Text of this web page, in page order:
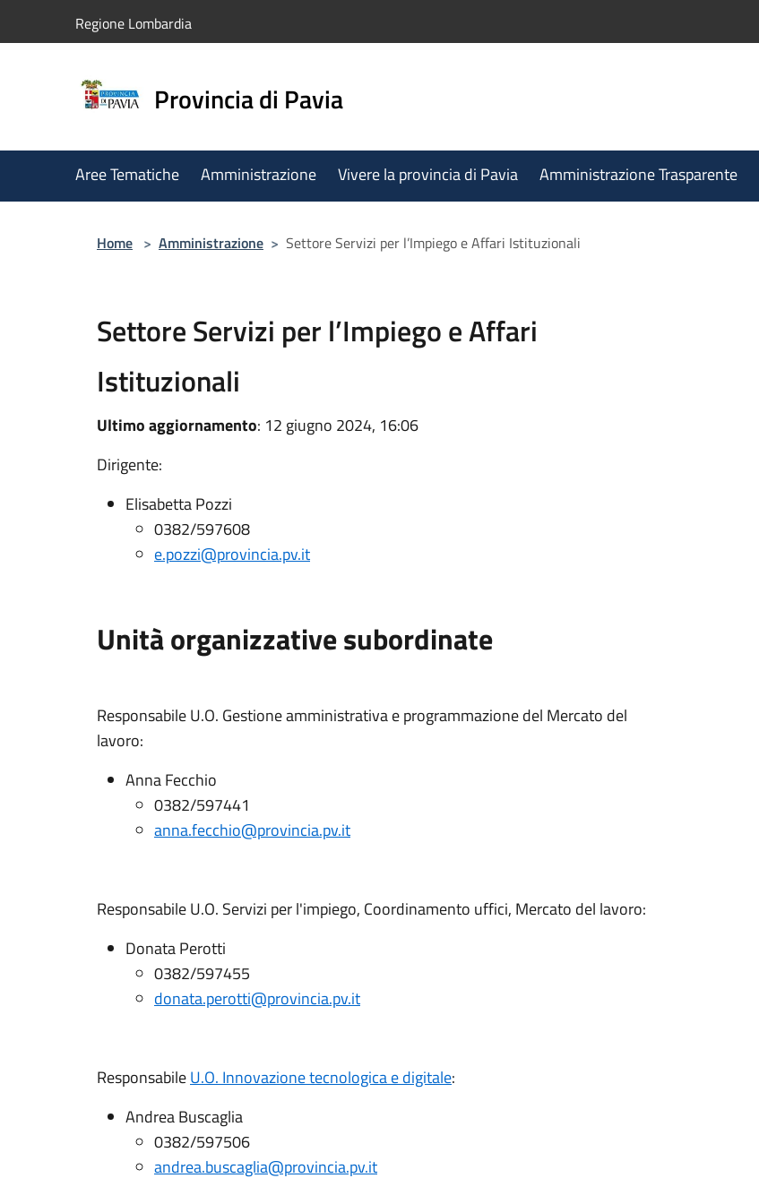
Regione Lombardia
Provincia di Pavia
Aree Tematiche Amministrazione Vivere la provincia di Pavia Amministrazione Trasparente
Home > Amministrazione > Settore Servizi per l’Impiego e Affari Istituzionali
Settore Servizi per l’Impiego e Affari
Istituzionali
Ultimo aggiornamento: 12 giugno 2024, 16:06
Dirigente:
Elisabetta Pozzi
0382/597608
e.pozzi@provincia.pv.it
Unità organizzative subordinate
Responsabile U.O. Gestione amministrativa e programmazione del Mercato del
lavoro:
Anna Fecchio
0382/597441
anna.fecchio@provincia.pv.it
Responsabile U.O. Servizi per l'impiego, Coordinamento uffici, Mercato del lavoro:
Donata Perotti
0382/597455
donata.perotti@provincia.pv.it
ResponsabileU.O. Innovazione tecnologica e digitale:
Andrea Buscaglia
0382/597506
andrea.buscaglia@provincia.pv.it